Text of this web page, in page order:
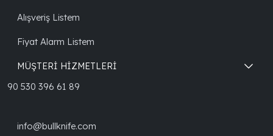
Alışveriş Listem
Fiyat Alarm Listem
MÜŞTERİ HİZMETLERİ
90 530 396 61 89
info@bullknife.com